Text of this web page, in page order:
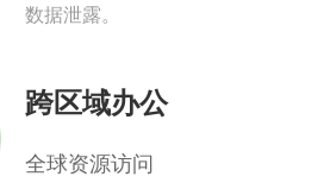
数据泄露。
跨区域办公
全球资源访问